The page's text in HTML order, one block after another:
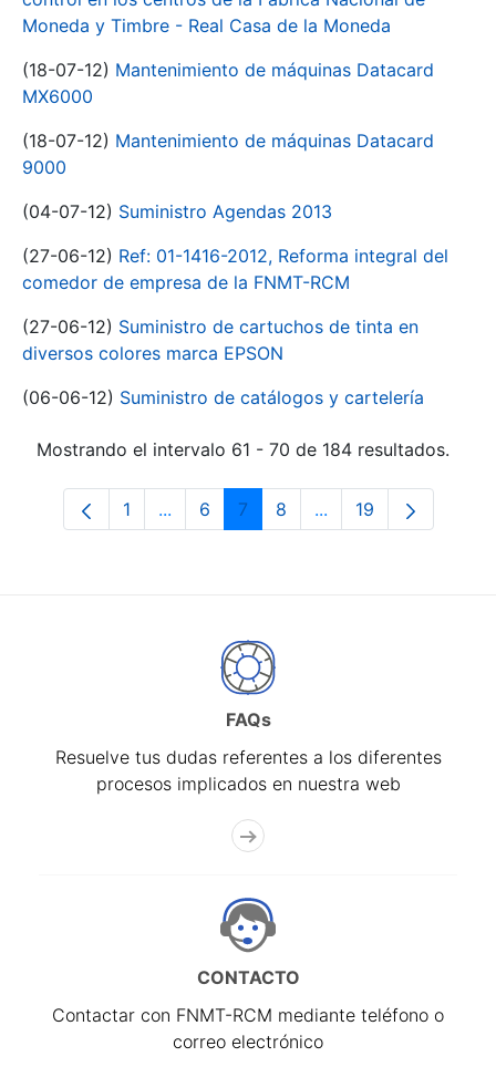
Moneda y Timbre - Real Casa de la Moneda
(18-07-12) Mantenimiento de máquinas Datacard
MX6000
(18-07-12) Mantenimiento de máquinas Datacard
9000
(04-07-12) Suministro Agendas 2013
(27-06-12) Ref: 01-1416-2012, Reforma integral del
comedor de empresa de la FNMT-RCM
(27-06-12) Suministro de cartuchos de tinta en
diversos colores marca EPSON
(06-06-12) Suministro de catálogos y cartelería
Mostrando el intervalo 61 - 70 de 184 resultados.
Página
1 ...Páginas intermedias Use TAB para
Página
6 Página
7 Página
8 ...Páginas intermedias
Página
19
FAQs
Resuelve tus dudas referentes a los diferentes
procesos implicados en nuestra web
CONTACTO
Contactar con FNMT-RCM mediante teléfono o
correo electrónico